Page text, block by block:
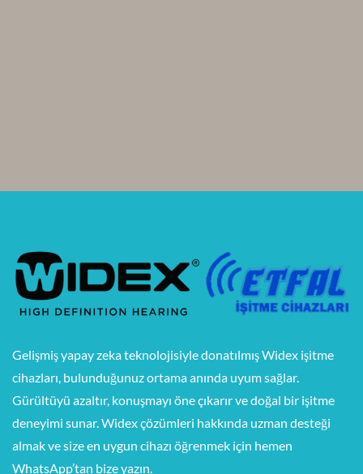
Gelişmiş yapay zeka teknolojisiyle donatılmış Widex işitme
cihazları, bulunduğunuz ortama anında uyum sağlar.
Gürültüyü azaltır, konuşmayı öne çıkarır ve doğal bir işitme
deneyimi sunar. Widex çözümleri hakkında uzman desteği
almak ve size en uygun cihazı öğrenmek için hemen
WhatsApp’tan bize yazın.